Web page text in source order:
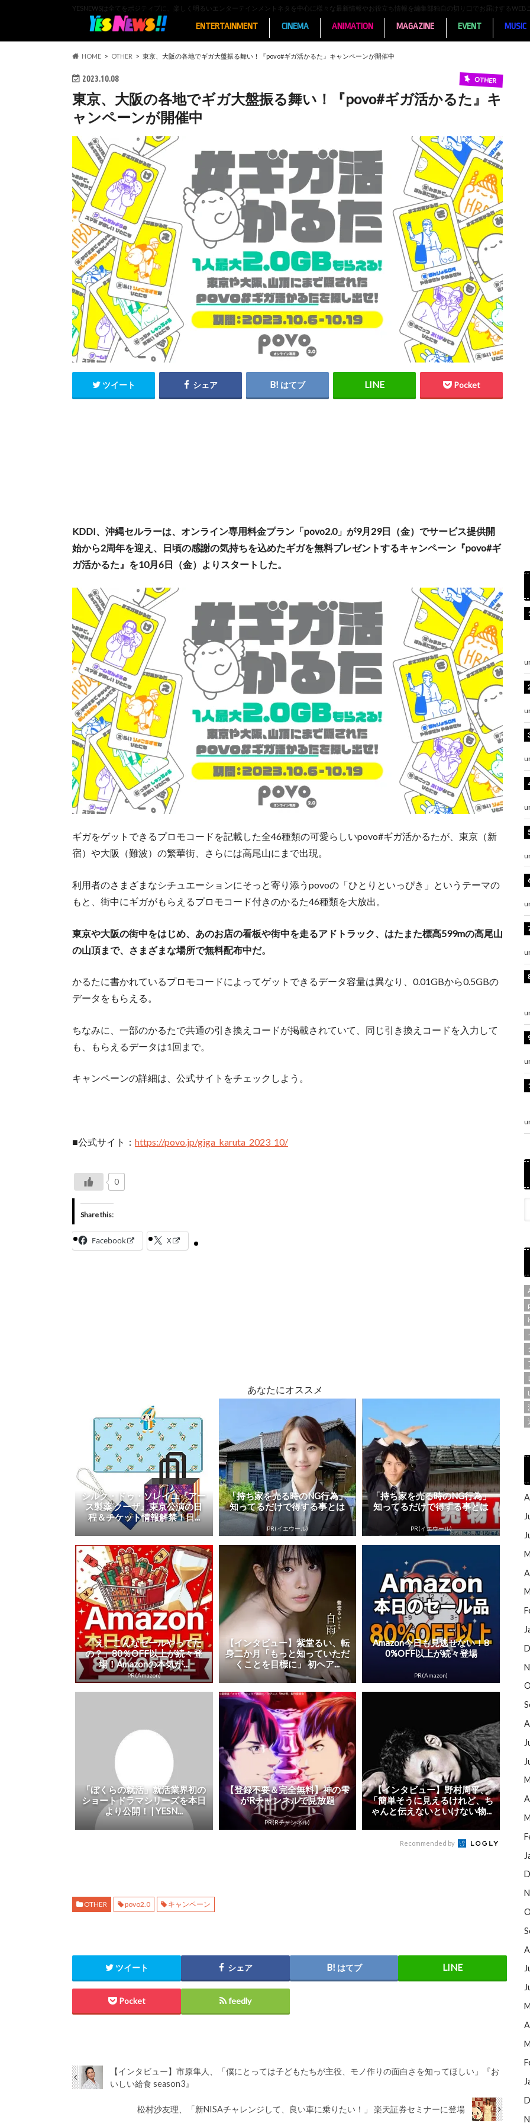
YESNEWSは全てをポジティブに、楽しく明るいエンターテインメントネタを中心に様々な最新情報やお役立ち情報を編集部独自の切り口でお届けするWEB
ENTERTAINMENT CINEMA ANIMATION MAGAZINE EVENT MUSIC
HOME OTHER 東京、大阪の各地でギガ大盤振る舞い！『povo#ギガ活かるた』キャンペーンが開催中
2023.10.08 OTHER
東京、大阪の各地でギガ大盤振る舞い！『povo#ギガ活かるた』キ
ャンペーンが開催中
ツイート シェア はてブ Pocket
KDDI、沖縄セルラーは、オンライン専用料金プラン「povo2.0」が9月29日（金）でサービス提供開
始から2周年を迎え、日頃の感謝の気持ちを込めたギガを無料プレゼントするキャンペーン『povo#ギ
ガ活かるた』を10月6日（金）よりスタートした。
ギガをゲットできるプロモコードを記載した全46種類の可愛らしいpovo#ギガ活かるたが、東京（新
宿）や大阪（難波）の繁華街、さらには高尾山にまで出現。
利用者のさまざまなシチュエーションにそっと寄り添うpovoの「ひとりといっぴき」というテーマの
もと、街中にギガがもらえるプロモコード付きのかるた46種類を大放出。
東京や大阪の街中をはじめ、あのお店の看板や街中を走るアドトラック、はたまた標高599mの高尾山
の山頂まで、さまざまな場所で無料配布中だ。
かるたに書かれているプロモコードによってゲットできるデータ容量は異なり、0.01GBから0.5GBの
データをもらえる。
ちなみに、一部のかるたで共通の引き換えコードが掲載されていて、同じ引き換えコードを入力して
も、もらえるデータは1回まで。
キャンペーンの詳細は、公式サイトをチェックしよう。
■公式サイト： https://povo.jp/giga_karuta_2023_10/
0
Share this:
Facebook X
あなたにオススメ
シルク・ドゥ・ソレイユ『アー
ス製薬 クーザ』東京公演の日
程＆チケット情報解禁！日...
「持ち家を売る時のNG行為」
知ってるだけで得する事とは
PR(イエウール)
「持ち家を売る時のNG行為」
知ってるだけで得する事とは
PR(イエウール)
「え、こんなセールやってた
の？」80％OFF以上が続々登
場！Amazonの本気が...
PR(Amazon)
【インタビュー】紫堂るい、転
身二か月「もっと知っていただ
くことを目標に」 初ヘア...
Amazon今日も見逃せない！8
0%OFF以上が続々登場
PR(Amazon)
「ぼくらの就活」就活業界初の
ショートドラマシリーズを本日
より公開！ | YESN...
【登録不要＆完全無料】神の雫
がRチャンネルで見放題
PR(Rチャンネル)
【インタビュー】野村周平、
「簡単そうに見えるけれど、ち
ゃんと伝えないといけない物...
Recommended by
OTHER povo2.0 キャンペーン
ツイート シェア はてブ
Pocket feedly
【インタビュー】市原隼人、「僕にとっては子どもたちが主役、モノ作りの面白さを知ってほしい」『お
いしい給食 season3』
松村沙友理、「新NISAチャレンジして、良い車に乗りたい！」 楽天証券セミナーに登場